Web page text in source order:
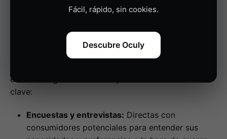
¿Qué métodos existen para
realizar Investigaciones de
Mercado Efectivas?
el marketing inmobiliario implica varios métodos
clave:
Encuestas y entrevistas: Directas con
consumidores potenciales para entender sus
Fácil, rápido, sin cookies.
Descubre Oculy